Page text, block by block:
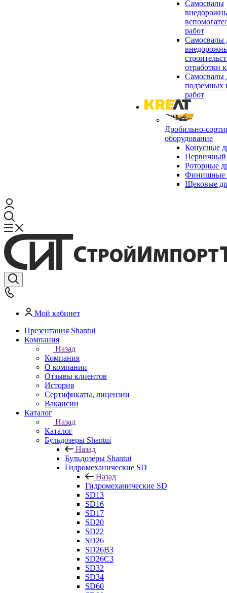
Самосвалы
работ
Самосвалы
отработки
Самосвалы
подземных
работ
Дробильно-
оборудование
Конусные
Первичный
Роторные
Финишные
Щековые
Мой кабинет
Презентация Shantui
Компания
Назад
Компания
О компании
Отзывы клиентов
История
Сертификаты, лицензии
Вакансии
Каталог
Назад
Каталог
Бульдозеры Shantui
Назад
Бульдозеры Shantui
Гидромеханические SD
Назад
Гидромеханические SD
SD13
SD16
SD17
SD20
SD22
SD26
SD26B3
SD26C3
SD32
SD34
SD60